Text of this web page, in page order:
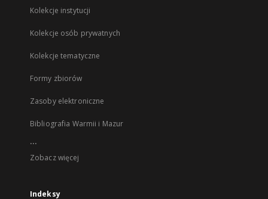
Kolekcje instytucji
Kolekcje osób prywatnych
Kolekcje tematyczne
Formy zbiorów
Zasoby elektroniczne
Bibliografia Warmii i Mazur
...
Zobacz więcej
Indeksy